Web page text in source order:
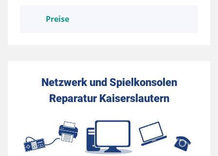
Preise
Netzwerk und Spielkonsolen
Reparatur Kaiserslautern